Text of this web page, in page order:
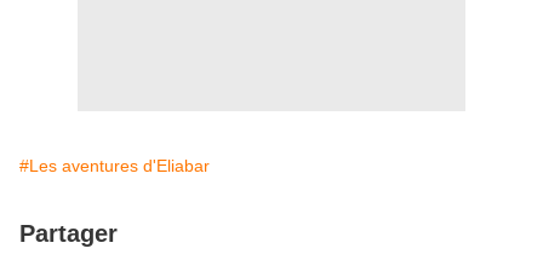
#Les aventures d'Eliabar
Partager